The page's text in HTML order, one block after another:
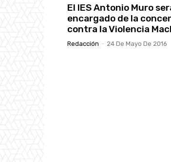
El IES Antonio Muro
encargado de la
contra la Violencia
Redacción - 24 De Mayo De 2016